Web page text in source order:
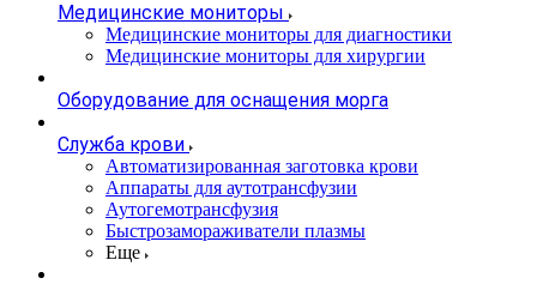
Медицинские мониторы
Медицинские мониторы для диагностики
Медицинские мониторы для хирургии
Оборудование для оснащения морга
Служба крови
Автоматизированная заготовка крови
Аппараты для аутотрансфузии
Аутогемотрансфузия
Быстрозамораживатели плазмы
Еще